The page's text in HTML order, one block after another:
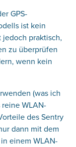
GPS-
ist kein
praktisch,
zu überprüfen
wenn kein
(was ich
WLAN-
des Sentry
dann mit dem
einem WLAN-